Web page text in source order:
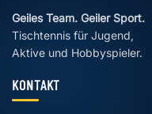
Geiles Team. Geiler Sport.
Tischtennis für Jugend,
Aktive und Hobbyspieler.
KONTAKT